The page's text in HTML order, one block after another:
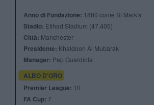
Anno di Fondazione: 1880 come St Mark's
Stadio: Etihad Stadium (47.405)
Città: Manchester
Presidente: Khaldoon Al Mubarak
Manager: Pep Guardiola
ALBO D'ORO
Premier League: 10
FA Cup: 7